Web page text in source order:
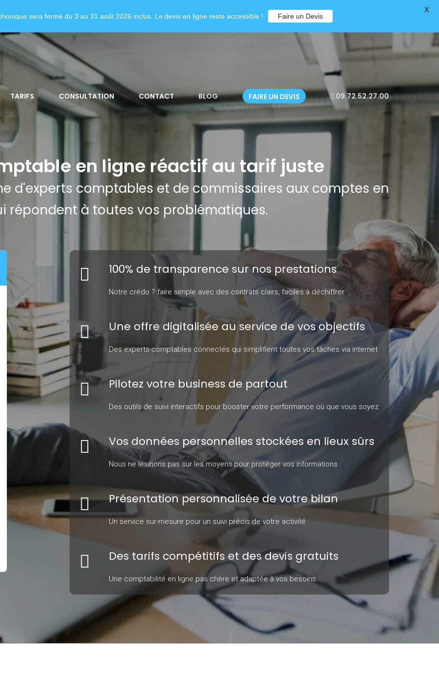
TARIFS CONSULTATION CONTACT BLOG FAIRE UN DEVIS 09.72.52.27.00
en ligne réactif au tarif juste
d'experts comptables et de commissaires aux comptes en
répondent à toutes vos problématiques.
100% de transparence sur nos prestations
Notre crédo ? faire simple avec des contrats clairs, faciles à déchiffrer
Une offre digitalisée au service de vos objectifs
Des experts-comptables connectés qui simplifient toutes vos tâches via internet
Pilotez votre business de partout
Des outils de suivi interactifs pour booster votre performance où que vous soyez
Vos données personnelles stockées en lieux sûrs
Nous ne lésinons pas sur les moyens pour protéger vos informations
Présentation personnalisée de votre bilan
Un service sur-mesure pour un suivi précis de votre activité
Des tarifs compétitifs et des devis gratuits
Une comptabilité en ligne pas chère et adaptée à vos besoins
sera fermé du 3 au 31 août 2026 inclus. Le devis en ligne reste accessible ! Faire un Devis
X